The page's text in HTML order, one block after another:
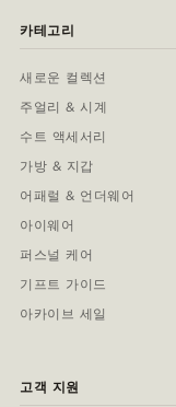
카테고리
새로운 컬렉션
주얼리 & 시계
수트 액세서리
가방 & 지갑
어패럴 & 언더웨어
아이웨어
퍼스널 케어
기프트 가이드
아카이브 세일
고객 지원